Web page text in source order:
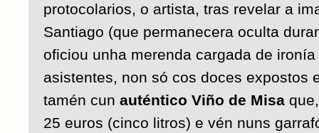
protocolarios, o artista, tras revelar a
Santiago (que permanecera oculta
oficiou unha merenda cargada de
asistentes, non só cos doces expostos
tamén cun auténtico Viño de Misa
25 euros (cinco litros) e vén nuns